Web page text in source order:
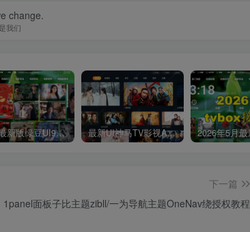
change.
我们
2026最新版绿豆UI9双端影视APP源码 最新UI神马TV影视APP源码 乐檬影视苹果CMS后台 包含前后端源码
下一篇
1panel面板子比主题zibll/一为导航主题OneNav绕授权教程